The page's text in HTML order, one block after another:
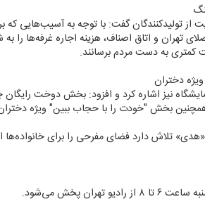
از تولیدكنندگان گفت: با توجه به آسیب‌هایی
و اتاق اصناف، هزینه اجاره غرفه‌ها را به
كمتری به دست مردم برسانند.
دختران
نیز اشاره كرد و افزود: بخش دوخت
بخش "خودت را با حجاب ببین" ویژه
تلاش دارد فضای مفرحی را برای خانواده‌ها
پخش می‌شود.